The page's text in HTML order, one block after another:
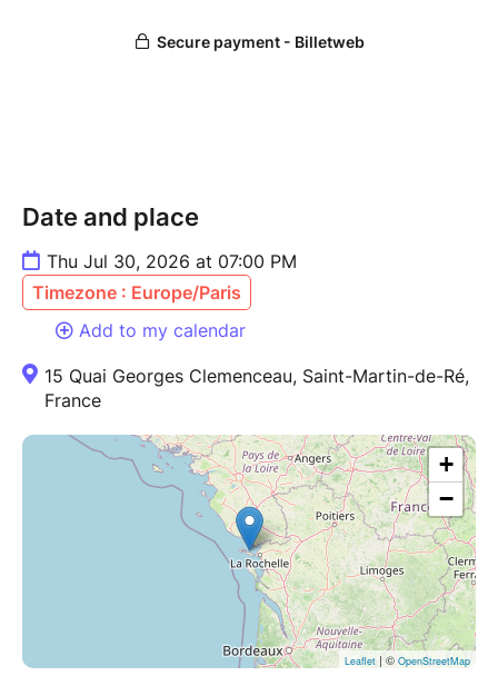
Date and place
Thu Jul 30, 2026 at 07:00 PM
Timezone : Europe/Paris
Add to my calendar
15 Quai Georges Clemenceau, Saint-Martin-de-Ré,
France
+
−
Leaflet | ©OpenStreetMap